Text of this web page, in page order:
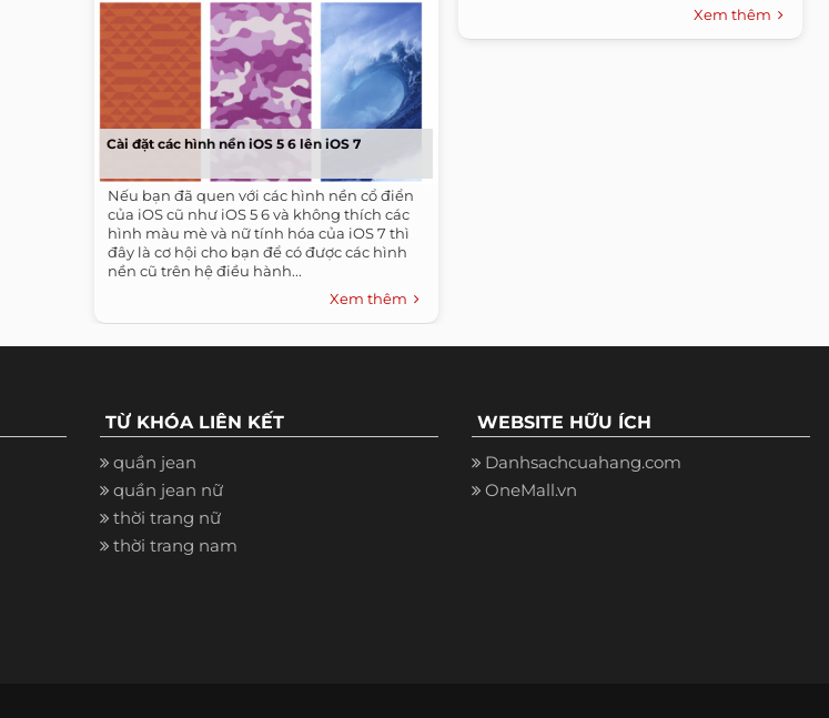
Cài đặt các hình nền iOS 5 6 lên iOS 7
Nếu bạn đã quen với các hình nền cổ điển
của iOS cũ như iOS 5 6 và không thích các
hình màu mè và nữ tính hóa của iOS 7 thì
đây là cơ hội cho bạn để có được các hình
nền cũ trên hệ điều hành...
Xem thêm
Xem thêm
TỪ KHÓA LIÊN KẾT
quần jean
quần jean nữ
thời trang nữ
thời trang nam
WEBSITE HỮU ÍCH
Danhsachcuahang.com
OneMall.vn